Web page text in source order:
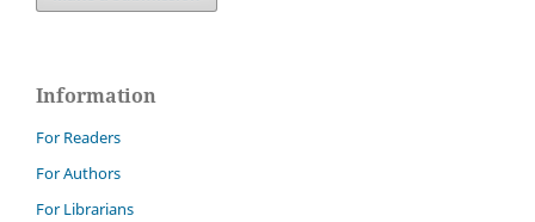
Information
For Readers
For Authors
For Librarians